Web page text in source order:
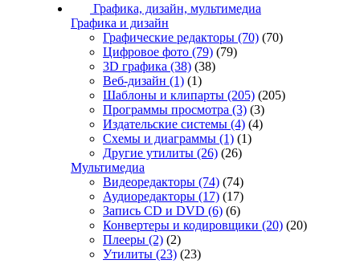
Графика, дизайн, мультимедиа
Графика и дизайн
Графические редакторы (70) (70)
Цифровое фото (79) (79)
3D графика (38) (38)
Веб-дизайн (1) (1)
Шаблоны и клипарты (205) (205)
Программы просмотра (3) (3)
Издательские системы (4) (4)
Схемы и диаграммы (1) (1)
Другие утилиты (26) (26)
Мультимедиа
Видеоредакторы (74) (74)
Аудиоредакторы (17) (17)
Запись CD и DVD (6) (6)
Конвертеры и кодировщики (20) (20)
Плееры (2) (2)
Утилиты (23) (23)